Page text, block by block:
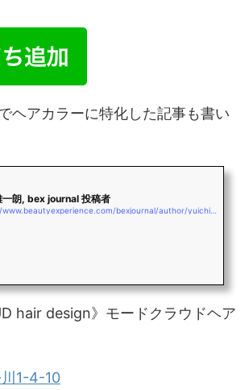
ヘアカラーに特化した記事も書い
一朗, bex journal 投稿者
hair design》モードクラウドヘア
1-4-10